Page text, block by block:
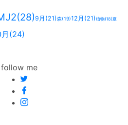
(28)9月 (21)森(19)12月 (21)植物(18)夏
(24)
follow me